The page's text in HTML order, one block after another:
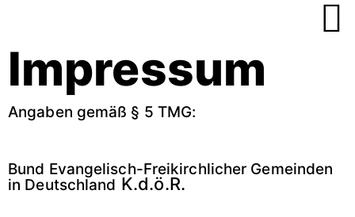
Impressum
Angaben gemäß § 5 TMG:
Bund Evangelisch-Freikirchlicher Gemeinden
in Deutschland K.d.ö.R.